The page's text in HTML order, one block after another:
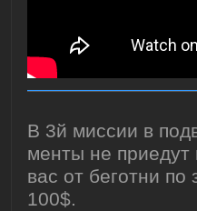
В 3й миссии в
менты не приедут
вас от беготни
100$.